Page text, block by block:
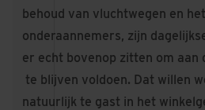
behoud van vluchtwegen en
onderaannemers, zijn
er echt bovenop zitten om aan
te blijven voldoen. Dat willen
natuurlijk te gast in het